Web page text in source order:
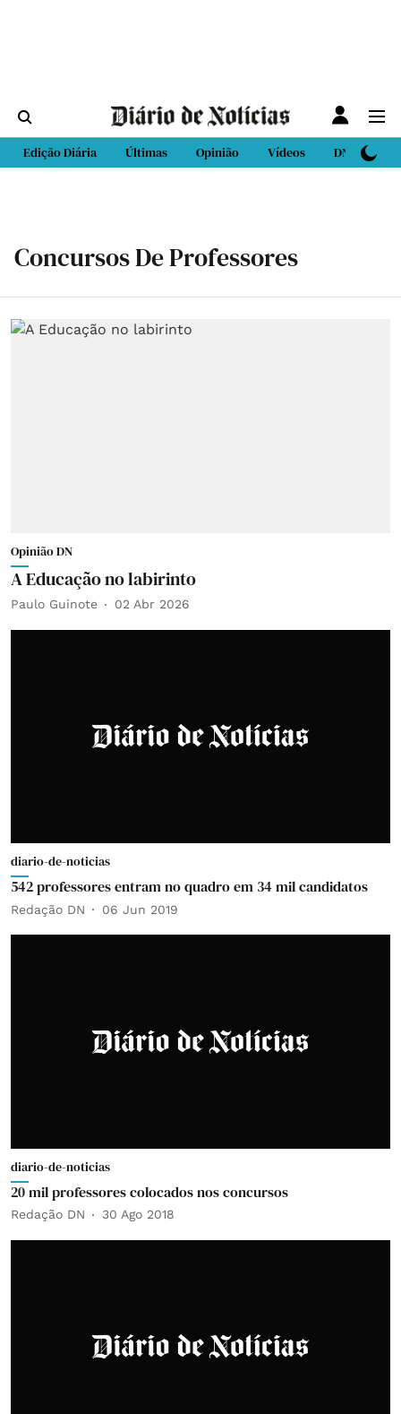
Edição Diária Últimas Opinião Vídeos DN Sport
Concursos De Professores
Opinião DN
A Educação no labirinto
Paulo Guinote 02 Abr 2026
diario-de-noticias
542 professores entram no quadro em 34 mil candidatos
Redação DN 06 Jun 2019
diario-de-noticias
20 mil professores colocados nos concursos
Redação DN 30 Ago 2018